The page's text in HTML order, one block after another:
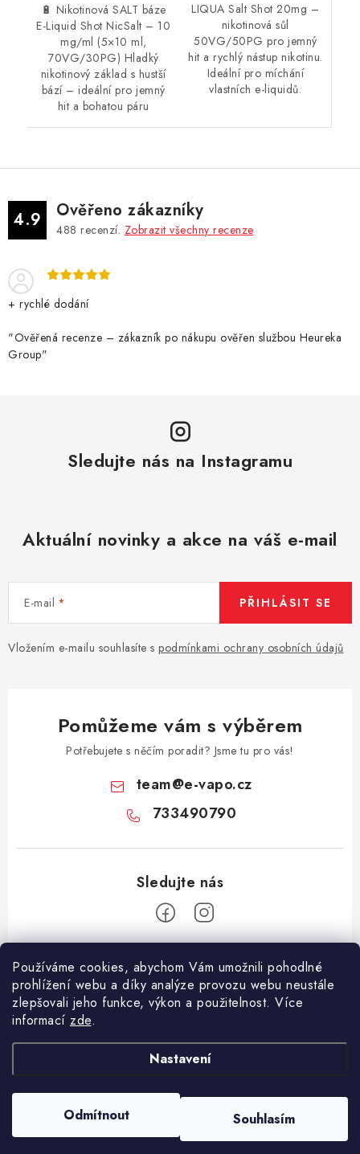
Používáme cookies, abychom Vám umožnili pohodlné
prohlížení webu a díky analýze provozu webu neustále
zlepšovali jeho funkce, výkon a použitelnost. Více
informací zde.
Nastavení
Odmítnout Souhlasím
🔋 Nikotinová SALT báze
E-Liquid Shot NicSalt – 10
mg/ml (5×10 ml,
70VG/30PG) Hladký
nikotinový základ s hustší
bází – ideální pro jemný
hit a bohatou páru
LIQUA Salt Shot 20mg –
nikotinová sůl
50VG/50PG pro jemný
hit a rychlý nástup nikotinu.
Ideální pro míchání
vlastních e-liquidů.
4.9 Ověřeno zákazníky
488 recenzí. Zobrazit všechny recenze
+ rychlé dodání
"Ověřená recenze – zákazník po nákupu ověřen službou Heureka
Group"
Sledujte nás na Instagramu
Aktuální novinky a akce na váš e-mail
E-mail
Vložením e-mailu souhlasíte s podmínkami ochrany osobních údajů
PŘIHLÁSIT SE
Pomůžeme vám s výběrem
Potřebujete s něčím poradit? Jsme tu pro vás!
team@e-vapo.cz
733490790
Z
Facebook
Jak reklamovat či vrátit zboží
cookies